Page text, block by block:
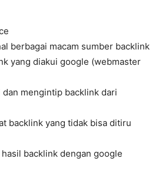
berbagai macam sumber backlink
yang diakui google (webmaster
dan mengintip backlink dari
backlink yang tidak bisa ditiru
backlink dengan google